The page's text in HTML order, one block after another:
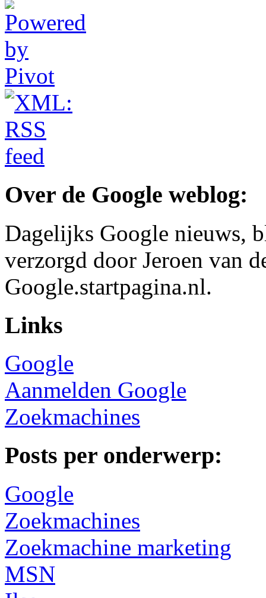
Over de Google weblog:
Dagelijks Google nieuws,
verzorgd door Jeroen van
Google.startpagina.nl.
Links
Google
Aanmelden Google
Zoekmachines
Posts per onderwerp:
Google
Zoekmachines
Zoekmachine marketing
MSN